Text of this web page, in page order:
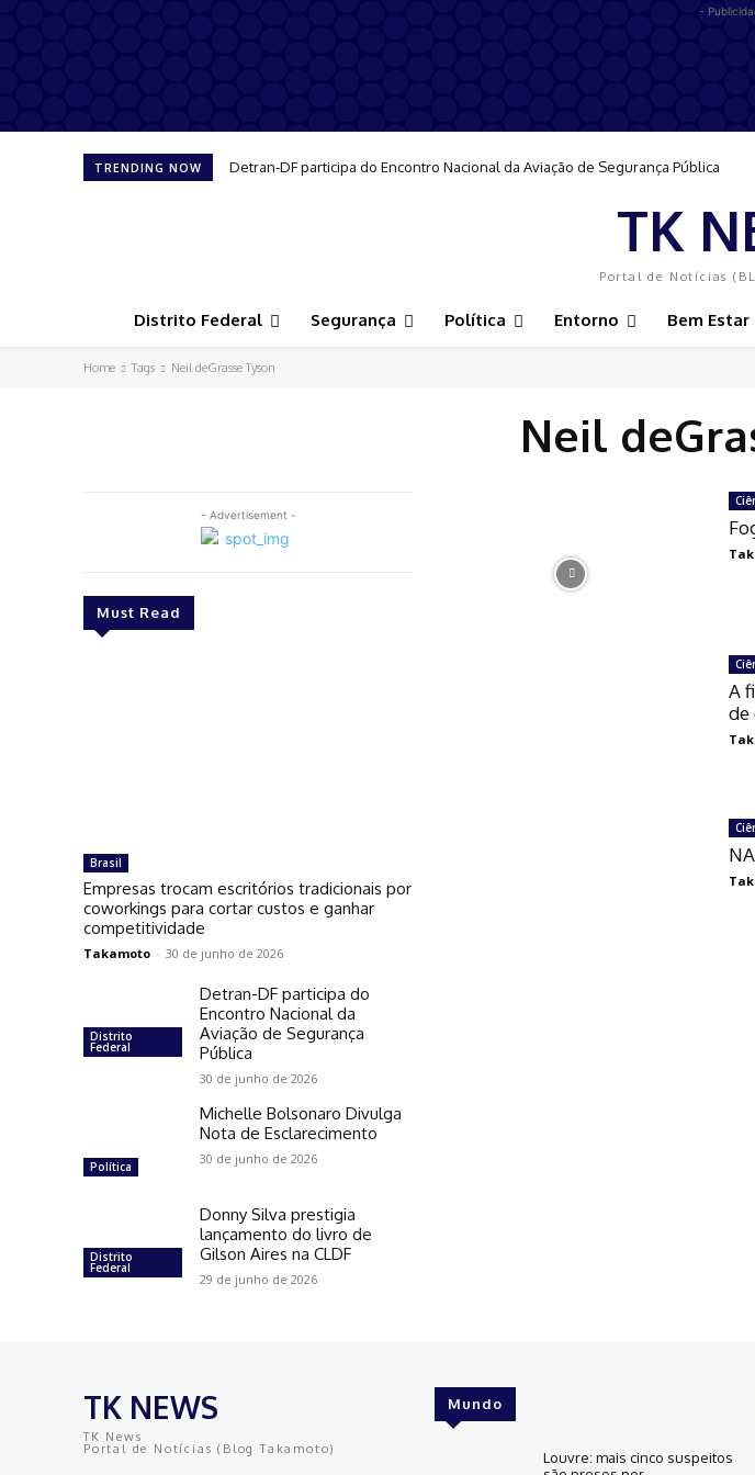
-
TRENDING NOW Detran-DF participa do Encontro Nacional da Aviação de Segurança Pública
TK
Portal de Notícias
Distrito Federal Segurança Política Entorno Bem Estar
Home Tags Neil deGrasse Tyson
Neil
- Advertisement -
Must Read
Brasil
Empresas trocam escritórios tradicionais por
coworkings para cortar custos e ganhar
competitividade
Takamoto - 30 de junho de 2026
Distrito
Federal
Detran-DF participa do
Encontro Nacional da
Aviação de Segurança
Pública
30 de junho de 2026
Política
Michelle Bolsonaro Divulga
Nota de Esclarecimento
30 de junho de 2026
Distrito
Federal
Donny Silva prestigia
lançamento do livro de
Gilson Aires na CLDF
29 de junho de 2026
A
de
TK NEWS
TK News
Portal de Notícias (Blog Takamoto)
Mundo
Louvre: mais cinco suspeitos